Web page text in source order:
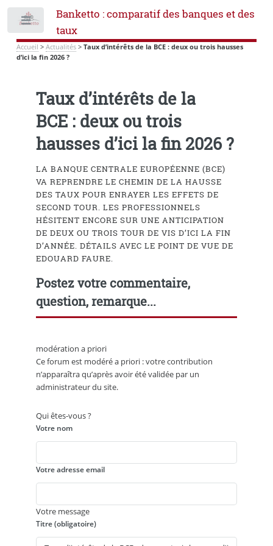
Banketto : comparatif des banques et des
taux
Accueil > Actualités> Taux d’intérêts de la BCE : deux ou trois hausses
d’ici la fin 2026 ?
Taux d’intérêts de la
BCE : deux ou trois
hausses d’ici la fin 2026 ?
LA BANQUE CENTRALE EUROPÉENNE (BCE)
VA REPRENDRE LE CHEMIN DE LA HAUSSE
DES TAUX POUR ENRAYER LES EFFETS DE
SECOND TOUR. LES PROFESSIONNELS
HÉSITENT ENCORE SUR UNE ANTICIPATION
DE DEUX OU TROIS TOUR DE VIS D’ICI LA FIN
D’ANNÉE. DÉTAILS AVEC LE POINT DE VUE DE
EDOUARD FAURE.
Postez votre commentaire,
question, remarque...
modération a priori
Ce forum est modéré a priori : votre contribution
n’apparaîtra qu’après avoir été validée par un
administrateur du site.
Qui êtes-vous ?
Votre nom
Votre adresse email
Votre message
Titre (obligatoire)